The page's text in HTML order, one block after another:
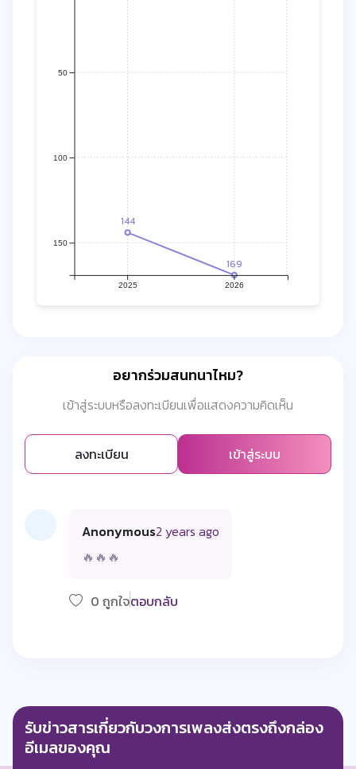
144
169
2025 2026
150
100
50
อยากร่วมสนทนาไหม?
เข้าสู่ระบบหรือลงทะเบียนเพื่อแสดงความคิดเห็น
ลงทะเบียน เข้าสู่ระบบ
Anonymous2 years ago
🔥🔥🔥
0 ถูกใจตอบกลับ
รับข่าวสารเกี่ยวกับวงการเพลงส่งตรงถึงกล่อง
อีเมลของคุณ